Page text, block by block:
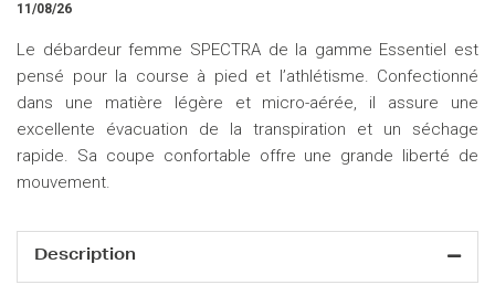
11/08/26
Le débardeur femme SPECTRA de la gamme Essentiel est
pensé pour la course à pied et l’athlétisme. Confectionné
dans une matière légère et micro-aérée, il assure une
excellente évacuation de la transpiration et un séchage
rapide. Sa coupe confortable offre une grande liberté de
mouvement.
Description